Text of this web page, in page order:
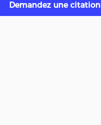
Demandez une citation